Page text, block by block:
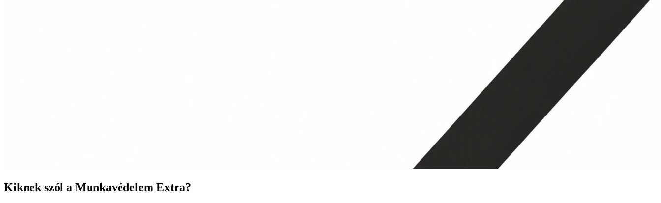
Kiknek szól a Munkavédelem Extra?